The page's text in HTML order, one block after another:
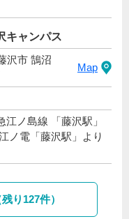
キャンパス
沢市 鵠沼
Map
ノ島線 「藤沢駅」
ノ電「藤沢駅」より
り127件）